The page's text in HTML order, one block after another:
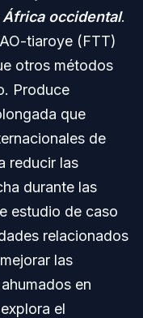
occidental.
tiaroye (FTT)
otros métodos
Produce
que
de
reducir las
durante las
estudio de caso
relacionados
las
en
el